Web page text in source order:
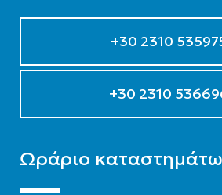
+30 2310
+30 2310
Ωράριο